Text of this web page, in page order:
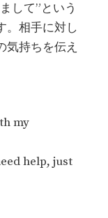
して”という
。相手に対し
気持ちを伝え
my
help, just